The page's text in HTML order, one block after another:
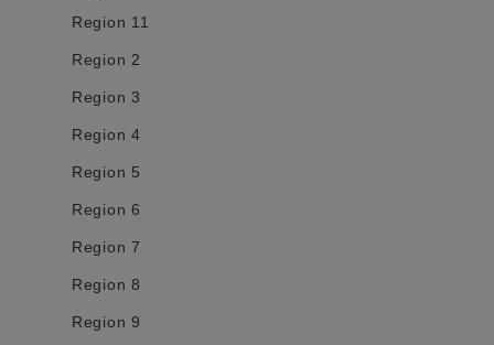
Region 11
Region 2
Region 3
Region 4
Region 5
Region 6
Region 7
Region 8
Region 9